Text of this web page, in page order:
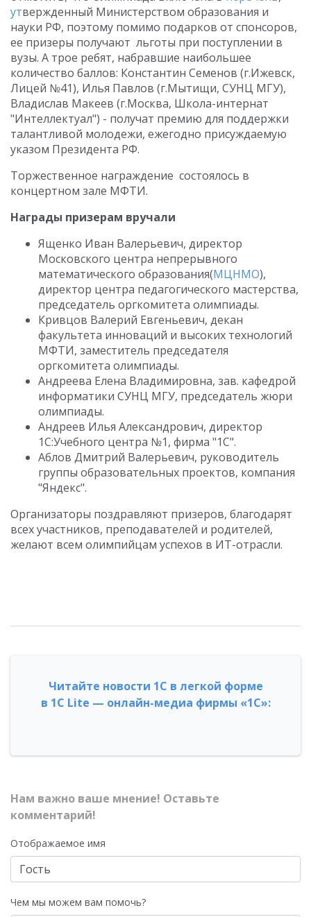
утвержденный Министерством образования и
науки РФ, поэтому помимо подарков от спонсоров,
ее призеры получают льготы при поступлении в
вузы. А трое ребят, набравшие наибольшее
количество баллов: Константин Семенов (г.Ижевск,
Лицей №41), Илья Павлов (г.Мытищи, СУНЦ МГУ),
Владислав Макеев (г.Москва, Школа-интернат
"Интеллектуал") - получат премию для поддержки
талантливой молодежи, ежегодно присуждаемую
указом Президента РФ.
Торжественное награждение состоялось в
концертном зале МФТИ.
Награды призерам вручали
Ященко Иван Валерьевич, директор
Московского центра непрерывного
математического образования(МЦНМО),
директор центра педагогического мастерства,
председатель оргкомитета олимпиады.
Кривцов Валерий Евгеньевич, декан
факультета инноваций и высоких технологий
МФТИ, заместитель председателя
оргкомитета олимпиады.
Андреева Елена Владимировна, зав. кафедрой
информатики СУНЦ МГУ, председатель жюри
олимпиады.
Андреев Илья Александрович, директор
1С:Учебного центра №1, фирма "1С".
Аблов Дмитрий Валерьевич, руководитель
группы образовательных проектов, компания
"Яндекс".
Организаторы поздравляют призеров, благодарят
всех участников, преподавателей и родителей,
желают всем олимпийцам успехов в ИТ-отрасли.
Читайте новости 1С в легкой форме
в 1С Lite — онлайн-медиа фирмы «1С»:
Нам важно ваше мнение! Оставьте
комментарий!
Отображаемое имя
Чем мы можем вам помочь?